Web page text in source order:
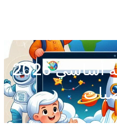
مناظرة التاسعة أساسي 2026